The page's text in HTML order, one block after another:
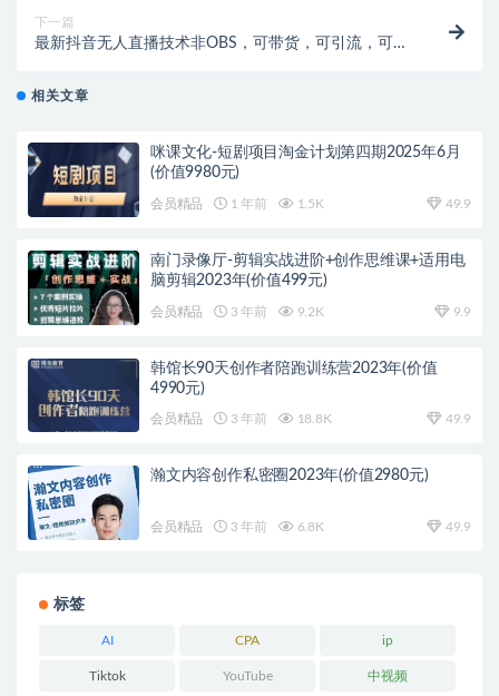
下一篇
最新抖音无人直播技术非OBS，可带货，可引流，可刷
相关文章
咪课文化-短剧项目淘金计划第四期2025年6月
(价值9980元)
会员精品 1 年前 1.5K 49.9
南门录像厅-剪辑实战进阶+创作思维课+适用电
脑剪辑2023年(价值499元)
会员精品 3 年前 9.2K 9.9
韩馆长90天创作者陪跑训练营2023年(价值
4990元)
会员精品 3 年前 18.8K 49.9
瀚文内容创作私密圈2023年(价值2980元)
会员精品 3 年前 6.8K 49.9
标签
AI CPA ip
Tiktok YouTube 中视频